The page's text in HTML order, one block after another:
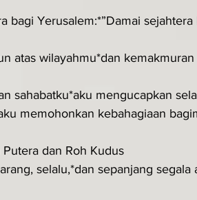
bagi Yerusalem:*”Damai
atas wilayahmu*dan kemakmuran
sahabatku*aku mengucapkan
memohonkan kebahagiaan
dan Roh Kudus
selalu,*dan sepanjang segala